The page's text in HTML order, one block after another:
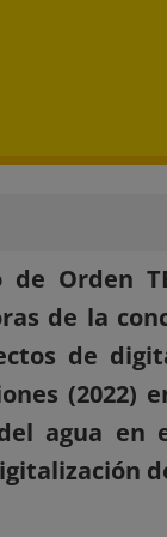
de Orden
de la
de
(2022)
agua en